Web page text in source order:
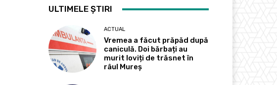
ULTIMELE ȘTIRI
ACTUAL
Vremea a făcut prăpăd după
caniculă. Doi bărbați au
murit loviți de trăsnet în
râul Mureș